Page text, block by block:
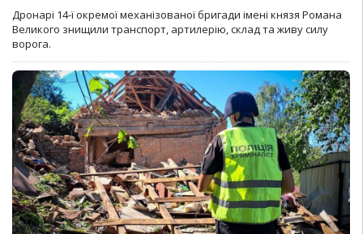
Дронарі 14-ї окремої механізованої бригади імені князя Романа
Великого знищили транспорт, артилерію, склад та живу силу
ворога.